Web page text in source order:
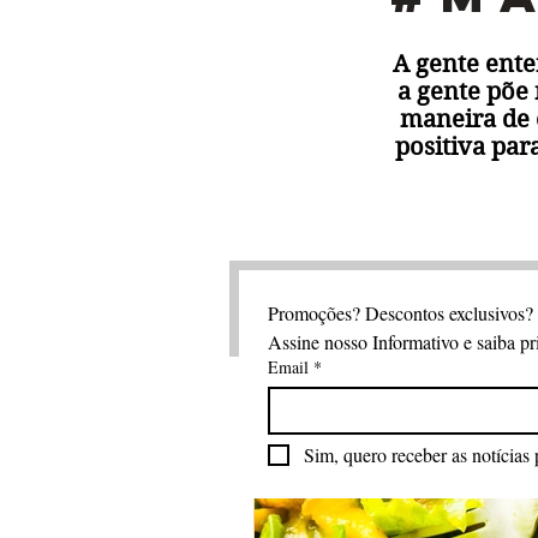
A gente
a gente
maneira de
positiva
Promoções? Descontos
Assine nosso Informativo e saiba
Email *
Sim, quero receber as notícias